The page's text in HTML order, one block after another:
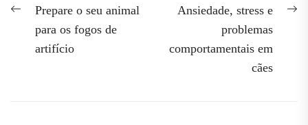
Navegação
artigos
PreviousPrepare o seu animal
para os fogos de
artifício
Ansiedade, stress e
problemas
comportamentais em
cães